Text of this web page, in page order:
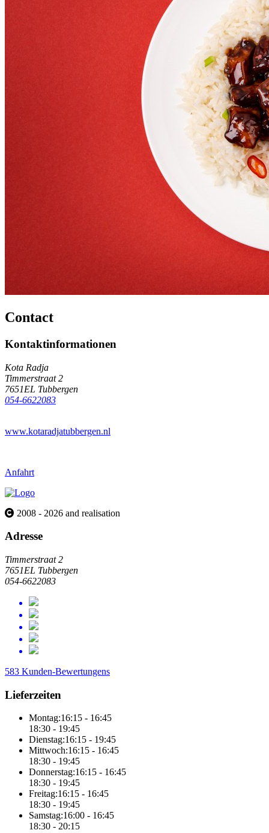
Contact
Kontaktinformationen
Kota Radja
Timmerstraat 2
7651EL Tubbergen
054-6622083
www.kotaradjatubbergen.nl
Anfahrt
2008 - 2026 and realisation
Adresse
Timmerstraat 2
7651EL Tubbergen
054-6622083
583 Kunden-Bewertungens
Lieferzeiten
Montag:16:15 - 16:45
18:30 - 19:45
Dienstag:16:15 - 19:45
Mittwoch:16:15 - 16:45
18:30 - 19:45
Donnerstag:16:15 - 16:45
18:30 - 19:45
Freitag:16:15 - 16:45
18:30 - 19:45
Samstag:16:00 - 16:45
18:30 - 20:15